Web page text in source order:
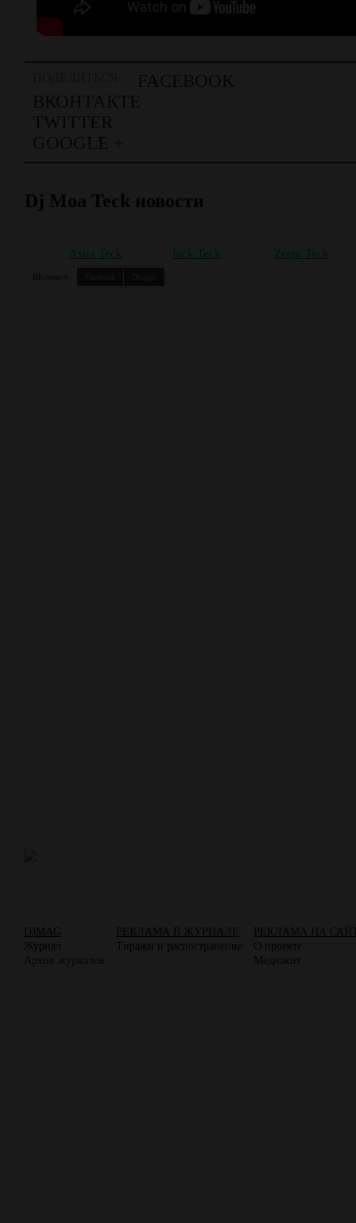
Dj Moa Teck новости
Astra Teck Jack Teck Zeem Teck
ВКонтакте
DJMAG
Журнал
Архив журналов
РЕКЛАМА В ЖУРНАЛЕ
Тиражи и распостранение
РЕКЛАМА НА
О проекте
Медиакит